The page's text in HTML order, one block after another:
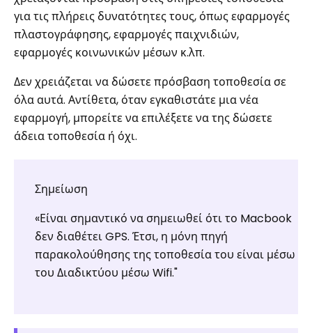
για τις πλήρεις δυνατότητες τους, όπως εφαρμογές
πλαστογράφησης, εφαρμογές παιχνιδιών,
εφαρμογές κοινωνικών μέσων κ.λπ.
Δεν χρειάζεται να δώσετε πρόσβαση τοποθεσία σε
όλα αυτά. Αντίθετα, όταν εγκαθιστάτε μια νέα
εφαρμογή, μπορείτε να επιλέξετε να της δώσετε
άδεια τοποθεσία ή όχι.
Σημείωση
«Είναι σημαντικό να σημειωθεί ότι το Macbook
δεν διαθέτει GPS. Έτσι, η μόνη πηγή
παρακολούθησης της τοποθεσία του είναι μέσω
του Διαδικτύου μέσω Wifi."